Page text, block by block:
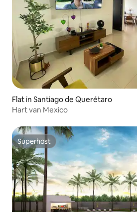
Flat in Santiago de Querétaro
Hart van Mexico
Superhost
Superhost